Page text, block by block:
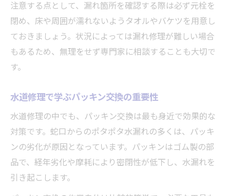
注意する点として、漏れ箇所を確認する際は必ず元栓を
閉め、床や周囲が濡れないようタオルやバケツを用意し
ておきましょう。状況によっては漏れ修理が難しい場合
もあるため、無理をせず専門家に相談することも大切で
す。
水道修理で学ぶパッキン交換の重要性
水道修理の中でも、パッキン交換は最も身近で効果的な
対策です。蛇口からのポタポタ水漏れの多くは、パッキ
ンの劣化が原因となっています。パッキンはゴム製の部
品で、経年劣化や摩耗により密閉性が低下し、水漏れを
引き起こします。